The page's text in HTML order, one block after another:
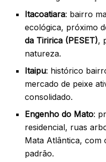
Itacoatiara: bairro
ecológica, próximo
da Tiririca (PESET),
natureza.
Itaipu: histórico
mercado de peixe
consolidado.
Engenho do Mato:
residencial, ruas
Mata Atlântica, com
padrão.